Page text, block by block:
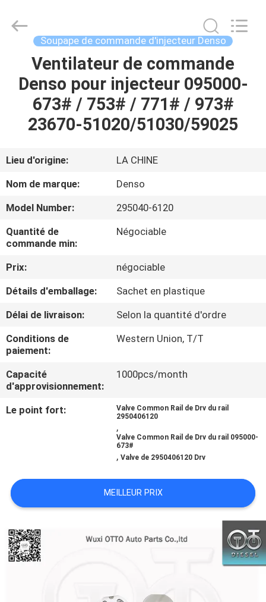
LA
MAISON
À
PROPOS
NOUS
DE
L'USINE
CONTRÔLE
QUALITÉ
CONTACTEZ-
LES
AFFAIRES
OTTO
AUTO
Soupape de commande d'injecteur Denso
Ventilateur de commande
Denso pour injecteur 095000-
673# / 753# / 771# / 973#
23670-51020/51030/59025
Lieu d'origine:
LA CHINE
Nom de marque:
Denso
Model Number:
295040-6120
Quantité de
commande min:
Négociable
Prix:
négociable
Détails d'emballage:
Sachet en plastique
Délai de livraison:
Selon la quantité d'ordre
Conditions de
paiement:
Western Union, T/T
Capacité
d'approvisionnement:
1000pcs/month
Le point fort:
Valve Common Rail de Drv du rail
2950406120
,
Valve Common Rail de Drv du rail 095000-
673#
,Valve de 2950406120 Drv
MEILLEUR PRIX